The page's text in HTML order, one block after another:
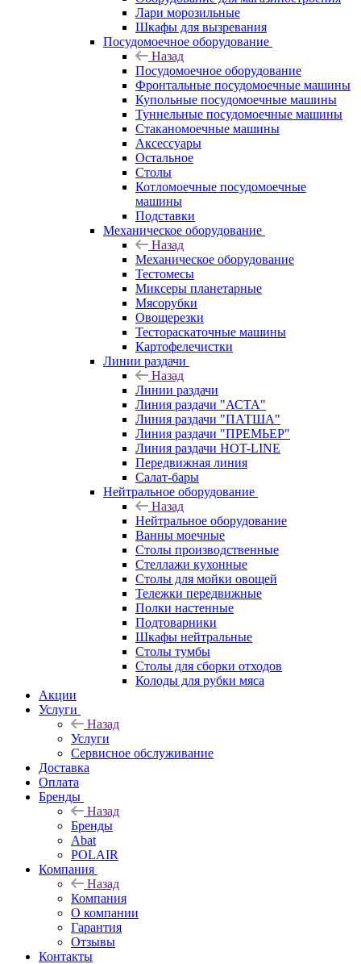
Лари морозильные
Шкафы для вызревания
Посудомоечное оборудование
Назад
Посудомоечное оборудование
Фронтальные посудомоечные машины
Купольные посудомоечные машины
Туннельные посудомоечные машины
Стаканомоечные машины
Аксессуары
Остальное
Столы
Котломоечные посудомоечные
машины
Подставки
Механическое оборудование
Назад
Механическое оборудование
Тестомесы
Миксеры планетарные
Мясорубки
Овощерезки
Тестораскаточные машины
Картофелечистки
Линии раздачи
Назад
Линии раздачи
Линия раздачи "АСТА"
Линия раздачи "ПАТША"
Линия раздачи "ПРЕМЬЕР"
Линия раздачи HOT-LINE
Передвижная линия
Салат-бары
Нейтральное оборудование
Назад
Нейтральное оборудование
Ванны моечные
Столы производственные
Стеллажи кухонные
Столы для мойки овощей
Тележки передвижные
Полки настенные
Подтоварники
Шкафы нейтральные
Столы тумбы
Столы для сборки отходов
Колоды для рубки мяса
Акции
Услуги
Назад
Услуги
Сервисное обслуживание
Доставка
Оплата
Бренды
Назад
Бренды
Abat
POLAIR
Компания
Назад
Компания
О компании
Гарантия
Отзывы
Контакты